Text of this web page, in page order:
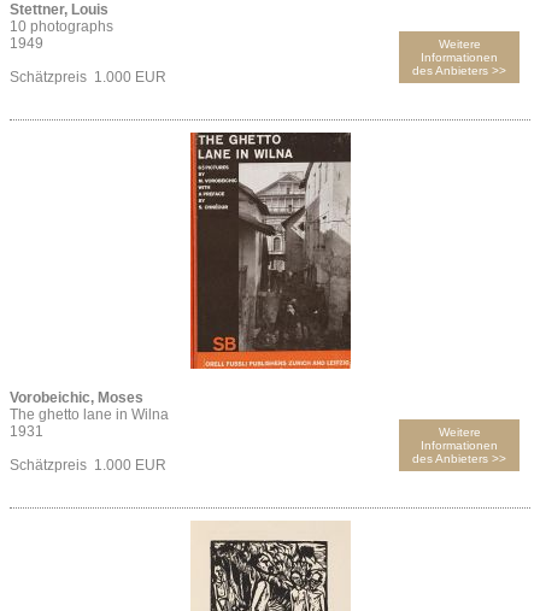
Stettner, Louis
10 photographs
1949
Schätzpreis 1.000 EUR
Weitere
Informationen
des Anbieters >>
Vorobeichic, Moses
The ghetto lane in Wilna
1931
Schätzpreis 1.000 EUR
Weitere
Informationen
des Anbieters >>